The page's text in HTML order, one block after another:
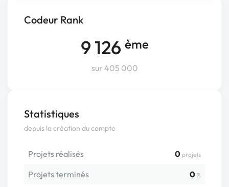
Codeur Rank
9 126 ème
sur 405 000
Statistiques
depuis la création du compte
Projets réalisés 0 projets
Projets terminés 0 %